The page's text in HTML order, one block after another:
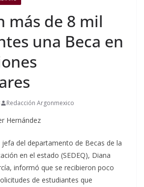
más de 8 mil
una Beca en
Redacción Argonmexico
Hernández
jefa del departamento de Becas de la
en el estado (SEDEQ), Diana
informó que se recibieron poco
de estudiantes que